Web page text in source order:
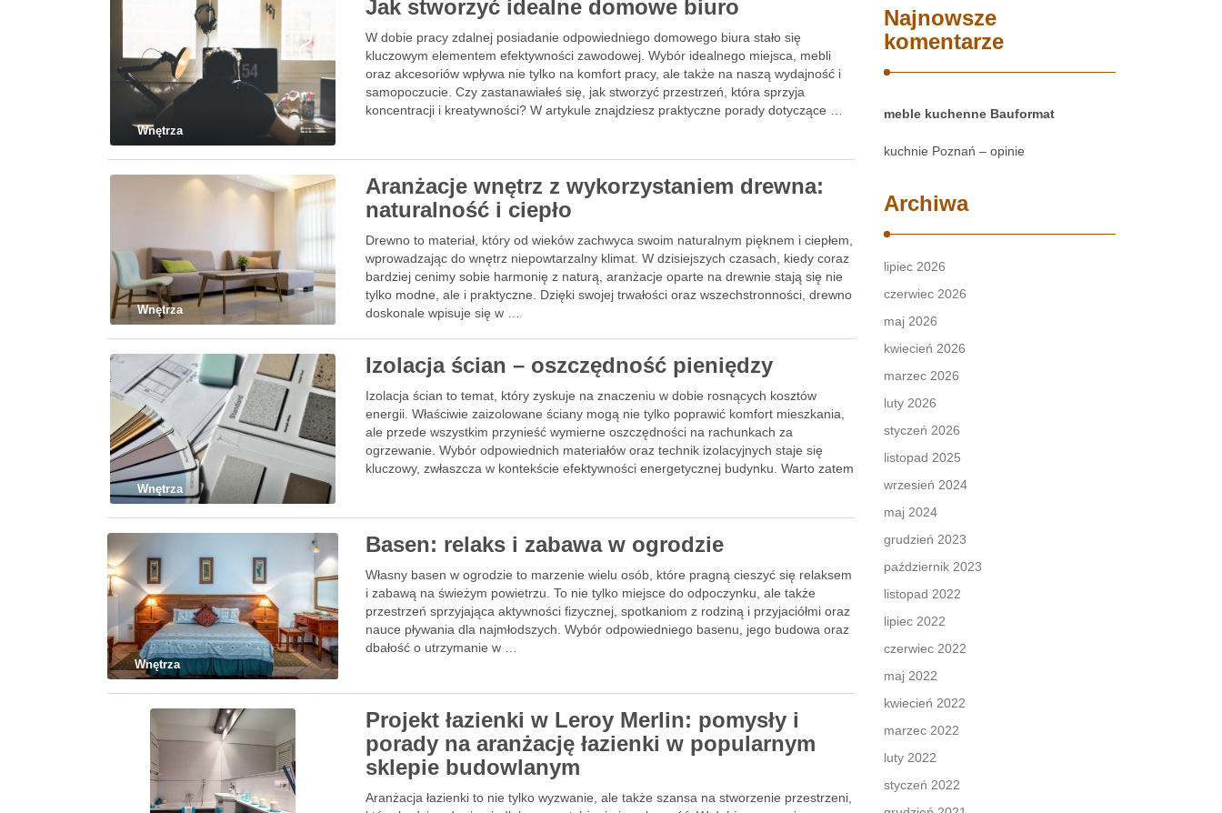
Wnętrza
Jak stworzyć idealne domowe biuro
W dobie pracy zdalnej posiadanie odpowiedniego domowego biura stało się
kluczowym elementem efektywności zawodowej. Wybór idealnego miejsca, mebli
oraz akcesoriów wpływa nie tylko na komfort pracy, ale także na naszą wydajność i
samopoczucie. Czy zastanawiałeś się, jak stworzyć przestrzeń, która sprzyja
koncentracji i kreatywności? W artykule znajdziesz praktyczne porady dotyczące …
Wnętrza
Aranżacje wnętrz z wykorzystaniem drewna:
naturalność i ciepło
Drewno to materiał, który od wieków zachwyca swoim naturalnym pięknem i ciepłem,
wprowadzając do wnętrz niepowtarzalny klimat. W dzisiejszych czasach, kiedy coraz
bardziej cenimy sobie harmonię z naturą, aranżacje oparte na drewnie stają się nie
tylko modne, ale i praktyczne. Dzięki swojej trwałości oraz wszechstronności, drewno
doskonale wpisuje się w …
Wnętrza
Izolacja ścian – oszczędność pieniędzy
Izolacja ścian to temat, który zyskuje na znaczeniu w dobie rosnących kosztów
energii. Właściwie zaizolowane ściany mogą nie tylko poprawić komfort mieszkania,
ale przede wszystkim przynieść wymierne oszczędności na rachunkach za
ogrzewanie. Wybór odpowiednich materiałów oraz technik izolacyjnych staje się
kluczowy, zwłaszcza w kontekście efektywności energetycznej budynku. Warto zatem
Wnętrza
Basen: relaks i zabawa w ogrodzie
Własny basen w ogrodzie to marzenie wielu osób, które pragną cieszyć się relaksem
i zabawą na świeżym powietrzu. To nie tylko miejsce do odpoczynku, ale także
przestrzeń sprzyjająca aktywności fizycznej, spotkaniom z rodziną i przyjaciółmi oraz
nauce pływania dla najmłodszych. Wybór odpowiedniego basenu, jego budowa oraz
dbałość o utrzymanie w …
Projekt łazienki w Leroy Merlin: pomysły i
porady na aranżację łazienki w popularnym
sklepie budowlanym
Aranżacja łazienki to nie tylko wyzwanie, ale także szansa na stworzenie przestrzeni,
Najnowsze
komentarze
meble kuchenne Bauformat
kuchnie Poznań – opinie
Archiwa
lipiec 2026
czerwiec 2026
maj 2026
kwiecień 2026
marzec 2026
luty 2026
styczeń 2026
listopad 2025
wrzesień 2024
maj 2024
grudzień 2023
październik 2023
listopad 2022
lipiec 2022
czerwiec 2022
maj 2022
kwiecień 2022
marzec 2022
luty 2022
styczeń 2022